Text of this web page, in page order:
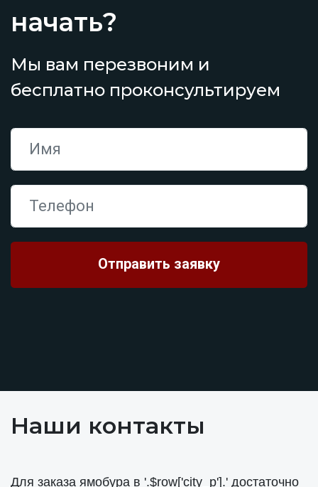
начать?
Мы вам перезвоним и
бесплатно проконсультируем
Наши контакты
Для заказа ямобура в '.$row['city_p'].' достаточно